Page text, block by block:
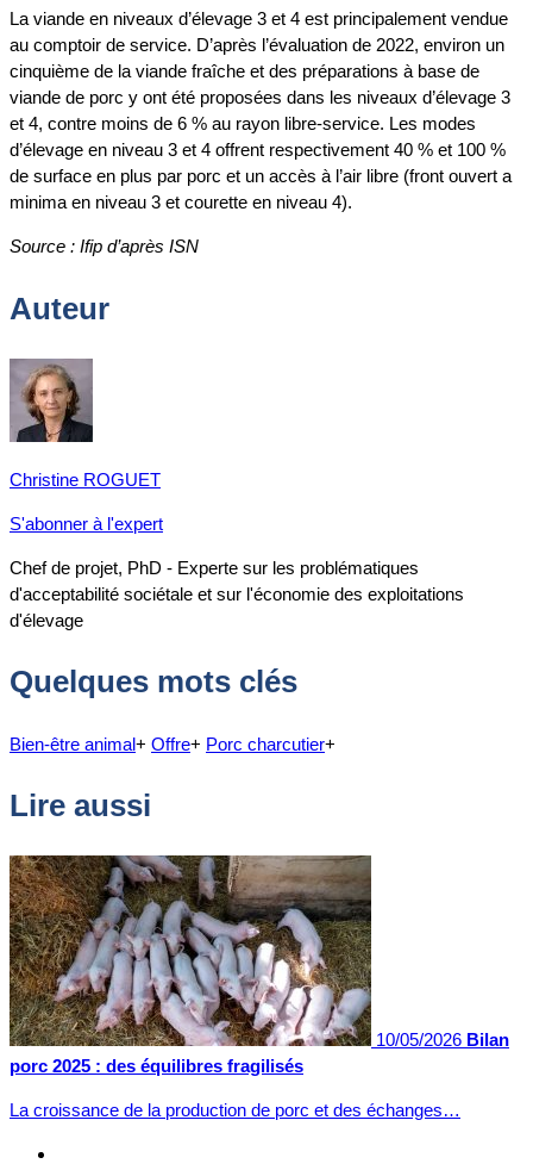
La viande en niveaux d’élevage 3 et 4 est principalement vendue
au comptoir de service. D’après l’évaluation de 2022, environ un
cinquième de la viande fraîche et des préparations à base de
viande de porc y ont été proposées dans les niveaux d’élevage 3
et 4, contre moins de 6 % au rayon libre-service. Les modes
d’élevage en niveau 3 et 4 offrent respectivement 40 % et 100 %
de surface en plus par porc et un accès à l’air libre (front ouvert a
minima en niveau 3 et courette en niveau 4).
Source : Ifip d’après ISN
Auteur
Christine ROGUET
S'abonner à l'expert
Chef de projet, PhD - Experte sur les problématiques
d'acceptabilité sociétale et sur l'économie des exploitations
d'élevage
Quelques mots clés
Bien-être animal+ Offre+ Porc charcutier+
Lire aussi
10/05/2026 Bilan
porc 2025 : des équilibres fragilisés
La croissance de la production de porc et des échanges…